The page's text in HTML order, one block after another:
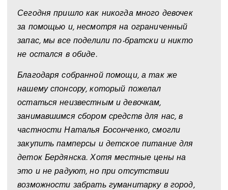
Сегодня пришло как никогда много девочек
за помощью и, несмотря на ограниченный
запас, мы все поделили по-братски и никто
не остался в обиде.
Благодаря собранной помощи, а так же
нашему спонсору, который пожелал
остаться неизвестным и девочкам,
занимавшимся сбором средств для нас, в
частности Наталья Босонченко, смогли
закупить памперсы и детское питание для
деток Бердянска. Хотя местные цены на
это и не радуют, но при отсутствии
возможности забрать гуманитарку в город,